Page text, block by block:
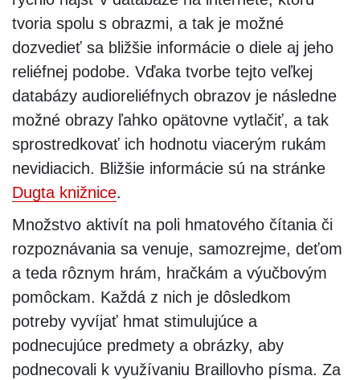
tvoria spolu s obrazmi, a tak je možné
dozvedieť sa bližšie informácie o diele aj jeho
reliéfnej podobe. Vďaka tvorbe tejto veľkej
databázy audioreliéfnych obrazov je následne
možné obrazy ľahko opätovne vytlačiť, a tak
sprostredkovať ich hodnotu viacerým rukám
nevidiacich. Bližšie informácie sú na stránke
Dugta knižnice.
Množstvo aktivít na poli hmatového čítania či
rozpoznávania sa venuje, samozrejme, deťom
a teda rôznym hrám, hračkám a výučbovým
pomôckam. Každá z nich je dôsledkom
potreby vyvíjať hmat stimulujúce a
podnecujúce predmety a obrázky, aby
podnecovali k využívaniu Braillovho písma. Za